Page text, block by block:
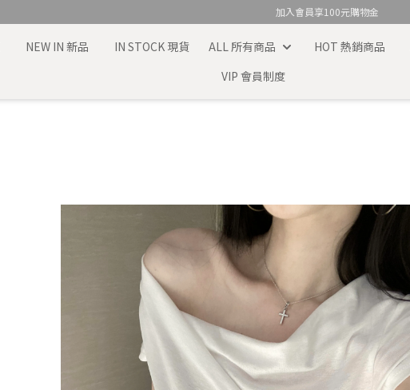
加入會員享100元購物金
NEW IN 新品 IN STOCK 現貨 ALL 所有商品 HOT 熱銷商品
VIP 會員制度